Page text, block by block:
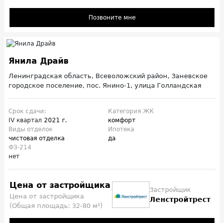
Позвоните мне
Янила Драйв
Ленинградская область, Всеволожский район, Заневское
городское поселение, пос. Янино-1, улица Голландская
Срок сдачи:
IV квартал 2021 г.
Категория ЖК
комфорт
Виды отделок
чистовая отделка
Ипотека
да
ФЗ-214
нет
Цена от застройщика
Цена от застройщика
(Общая площадь: 32-80 м²)
Застройщик
Ленстройтрест